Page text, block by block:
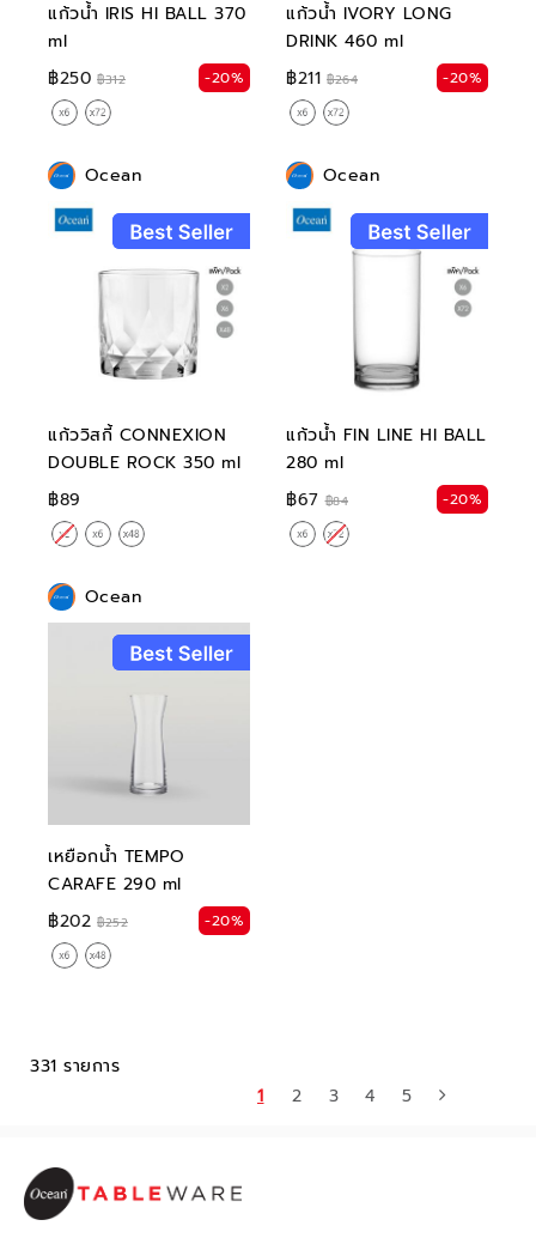
แก้วน้ำ IRIS HI BALL 370
ml
฿250 ฿312 -20%
แก้วน้ำ IVORY LONG
DRINK 460 ml
฿211 ฿264 -20%
Ocean
แก้ววิสกี้ CONNEXION
DOUBLE ROCK 350 ml
฿89
Ocean
แก้วน้ำ FIN LINE HI BALL
280 ml
฿67 ฿84 -20%
Ocean
เหยือกน้ำ TEMPO
CARAFE 290 ml
฿202 ฿252 -20%
331 รายการ
1
2 3 4 5